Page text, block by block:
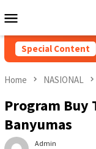
to
Menu
Special Content
Home NASIONAL
Program Buy
Banyumas
Admin